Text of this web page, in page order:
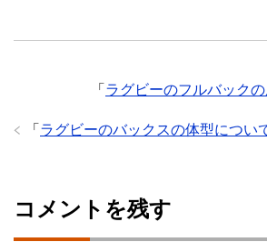
「 ラグビーのフルバック
「 ラグビーのバックスの体型につい
コメントを残す